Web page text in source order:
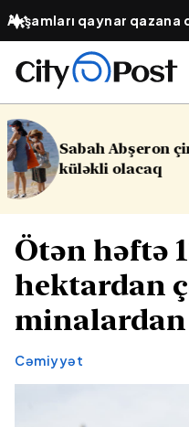
Axşamları qaynar
qadınlarla dolu olur...
hava
Ötən həftə
hektardan
Cəmiyyət